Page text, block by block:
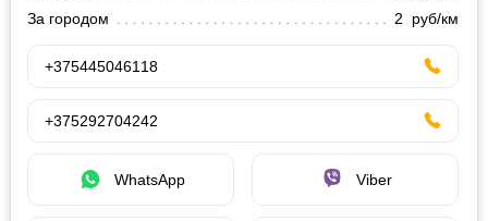
За городом
2 руб/км
+375445046118
+375292704242
WhatsApp Viber